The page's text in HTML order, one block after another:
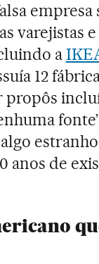
empresa
varejistas
a
12
propôs
anos de